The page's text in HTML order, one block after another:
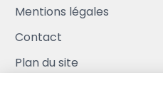
Mentions légales
Contact
Plan du site